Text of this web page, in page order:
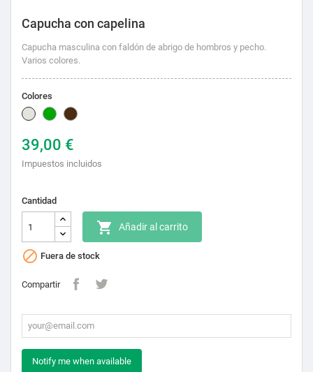
Capucha con capelina
Capucha masculina con faldón de abrigo de hombros y pecho.
Varios colores.
Colores
NaturalVerdeMarrón
39,00 €
Impuestos incluidos
Cantidad
 Añadir al carrito
 Fuera de stock
Compartir
Notify me when available